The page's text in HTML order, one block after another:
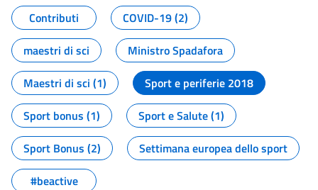
Contributi
COVID-19 (2)
maestri di sci
Ministro Spadafora
Maestri di sci (1)
Sport e periferie 2018
Sport bonus (1)
Sport e Salute (1)
Sport Bonus (2)
Settimana europea dello sport
#beactive